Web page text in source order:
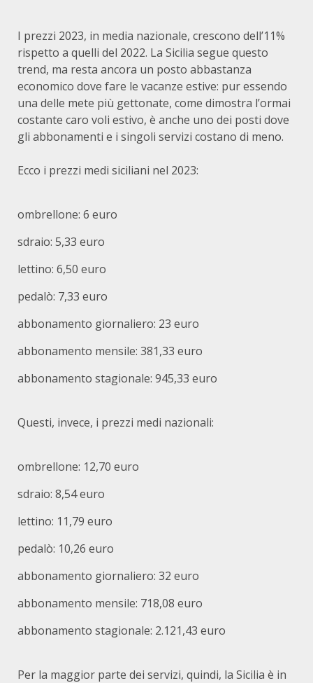
I prezzi 2023, in media nazionale, crescono dell’11%
rispetto a quelli del 2022. La Sicilia segue questo
trend, ma resta ancora un posto abbastanza
economico dove fare le vacanze estive: pur essendo
una delle mete più gettonate, come dimostra l’ormai
costante caro voli estivo, è anche uno dei posti dove
gli abbonamenti e i singoli servizi costano di meno.
Ecco i prezzi medi siciliani nel 2023:
ombrellone: 6 euro
sdraio: 5,33 euro
lettino: 6,50 euro
pedalò: 7,33 euro
abbonamento giornaliero: 23 euro
abbonamento mensile: 381,33 euro
abbonamento stagionale: 945,33 euro
Questi, invece, i prezzi medi nazionali:
ombrellone: 12,70 euro
sdraio: 8,54 euro
lettino: 11,79 euro
pedalò: 10,26 euro
abbonamento giornaliero: 32 euro
abbonamento mensile: 718,08 euro
abbonamento stagionale: 2.121,43 euro
Per la maggior parte dei servizi, quindi, la Sicilia è in